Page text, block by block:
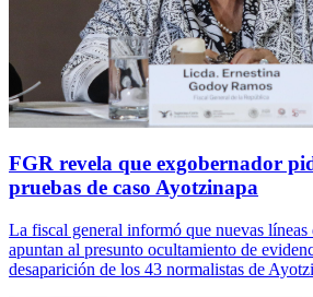
FGR revela que exgobernador
pruebas de caso Ayotzinapa
La fiscal general informó que nuevas líneas
apuntan al presunto ocultamiento de
desaparición de los 43 normalistas de